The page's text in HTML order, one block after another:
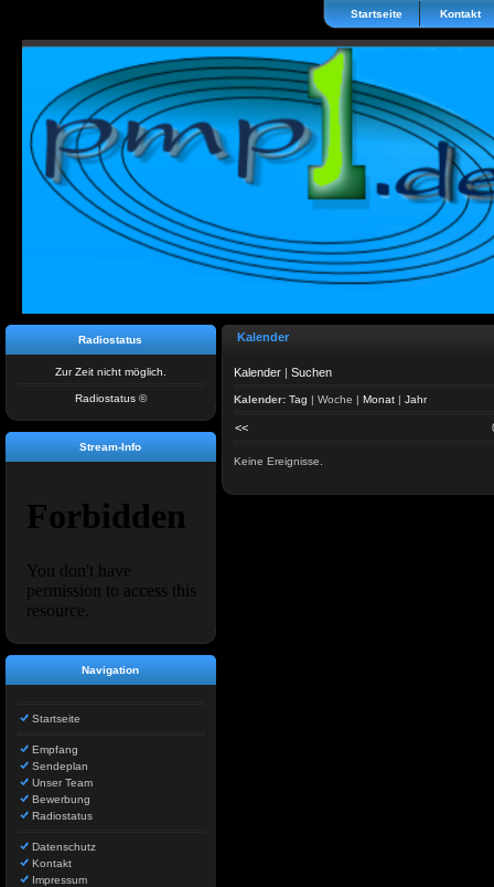
Startseite Kontakt
Radiostatus
Zur Zeit nicht möglich.
Radiostatus ©
Stream-Info
Navigation
Startseite
Empfang
Sendeplan
Unser Team
Bewerbung
Radiostatus
Datenschutz
Kontakt
Impressum
Kalender
Kalender | Suchen
Kalender: Tag | Woche | Monat | Jahr
<<
Keine Ereignisse.